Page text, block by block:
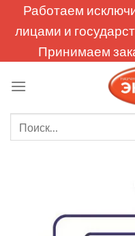
Работаем
лицами и
Принимаем